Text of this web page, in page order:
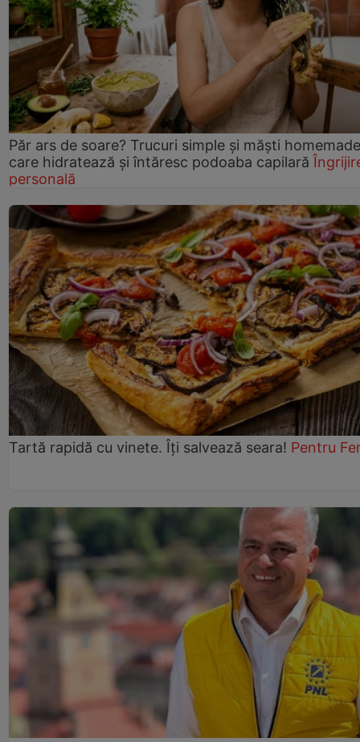
Păr ars de soare? Trucuri simple și măști homemade
care hidratează și întăresc podoaba capilară
personală
Tartă rapidă cu vinete. Îți salvează seara! Pentru